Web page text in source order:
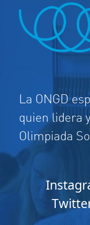
La ONGD
quien lidera
Olimpiada